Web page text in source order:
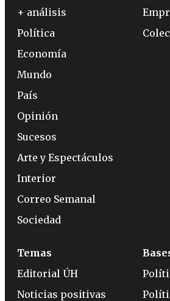
+ análisis
Política
Economía
Mundo
País
Opinión
Sucesos
Arte y Espectáculos
Interior
Correo Semanal
Sociedad
Temas
Editorial ÚH
Noticias positivas